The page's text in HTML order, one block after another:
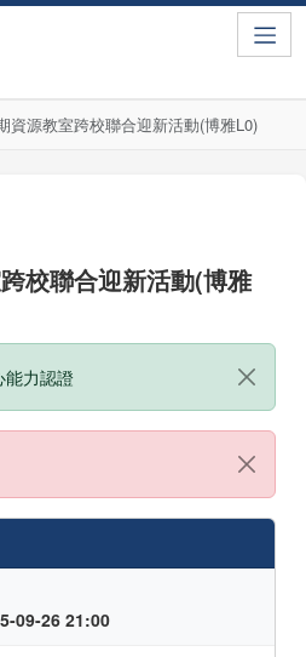
資源教室跨校聯合迎新活動(博雅L0)
校聯合迎新活動(博雅
能力認證
09-26 21:00